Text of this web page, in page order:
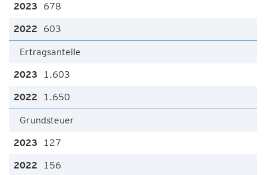
678
603
Ertragsanteile
1.603
1.650
Grundsteuer
127
156